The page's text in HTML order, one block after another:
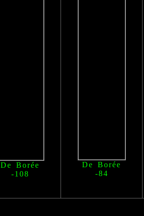
De Borée
-108
De Borée
-84